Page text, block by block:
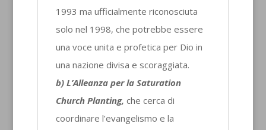
1993 ma ufficialmente riconosciuta
solo nel 1998, che potrebbe essere
una voce unita e profetica per Dio in
una nazione divisa e scoraggiata.
b) L’Alleanza per la Saturation
Church Planting, che cerca di
coordinare l’evangelismo e la